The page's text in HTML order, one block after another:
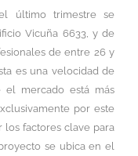
último trimestre se
Vicuña 6633, y de
de entre 26 y
es una velocidad de
el mercado está más
por este
los factores clave para
se ubica en el